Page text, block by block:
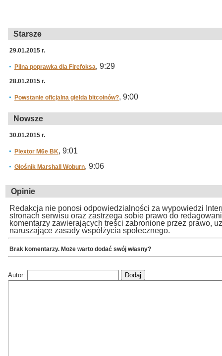
Starsze
29.01.2015 r.
Pilna poprawka dla Firefoksa, 9:29
28.01.2015 r.
Powstanie oficjalna giełda bitcoinów?, 9:00
Nowsze
30.01.2015 r.
Plextor M6e BK, 9:01
Głośnik Marshall Woburn, 9:06
Opinie
Redakcja nie ponosi odpowiedzialności za wypowiedzi
stronach serwisu oraz zastrzega sobie prawo do
komentarzy zawierających treści zabronione przez prawo,
naruszające zasady współżycia społecznego.
Brak komentarzy. Może warto dodać swój własny?
Autor: